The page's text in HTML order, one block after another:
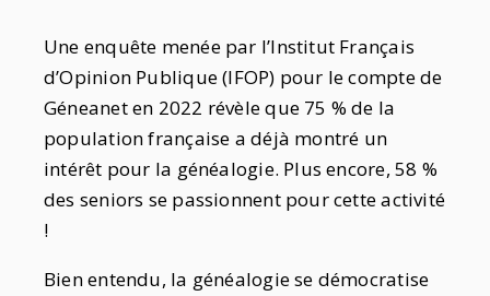
Une enquête menée par l’Institut Français
d’Opinion Publique (IFOP) pour le compte de
Géneanet en 2022 révèle que 75 % de la
population française a déjà montré un
intérêt pour la généalogie. Plus encore, 58 %
des seniors se passionnent pour cette activité
!
Bien entendu, la généalogie se démocratise